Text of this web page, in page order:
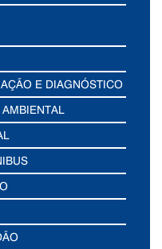
E DIAGNÓSTICO